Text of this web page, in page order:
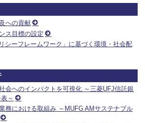
への貢献
ス目標の設定
シーフレームワーク」に基づく環境・社会配
会へのインパクトを可視化 ～三菱UFJ信託銀
～
務における取組み ～MUFG AMサステナブル